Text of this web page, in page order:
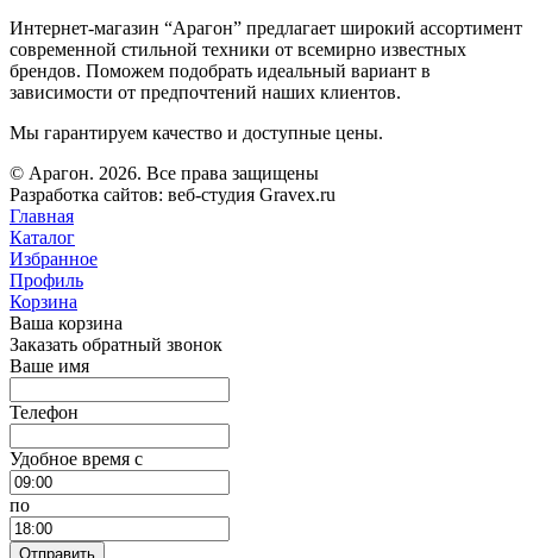
Интернет-магазин “Арагон” предлагает широкий ассортимент
современной стильной техники от всемирно известных
брендов. Поможем подобрать идеальный вариант в
зависимости от предпочтений наших клиентов.
Мы гарантируем качество и доступные цены.
© Арагон. 2026. Все права защищены
Разработка сайтов: веб-студия Gravex.ru
Главная
Каталог
Избранное
Профиль
Корзина
Ваша корзина
Заказать обратный звонок
Ваше имя
Телефон
Удобное время c
по
Отправить